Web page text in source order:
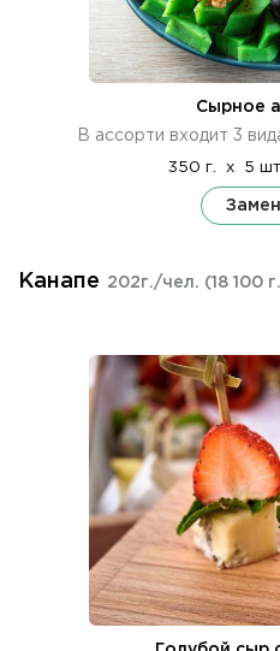
Сырное
В ассорти входит 3
350 г. x 5
Канапе 202г./чел. (18 100